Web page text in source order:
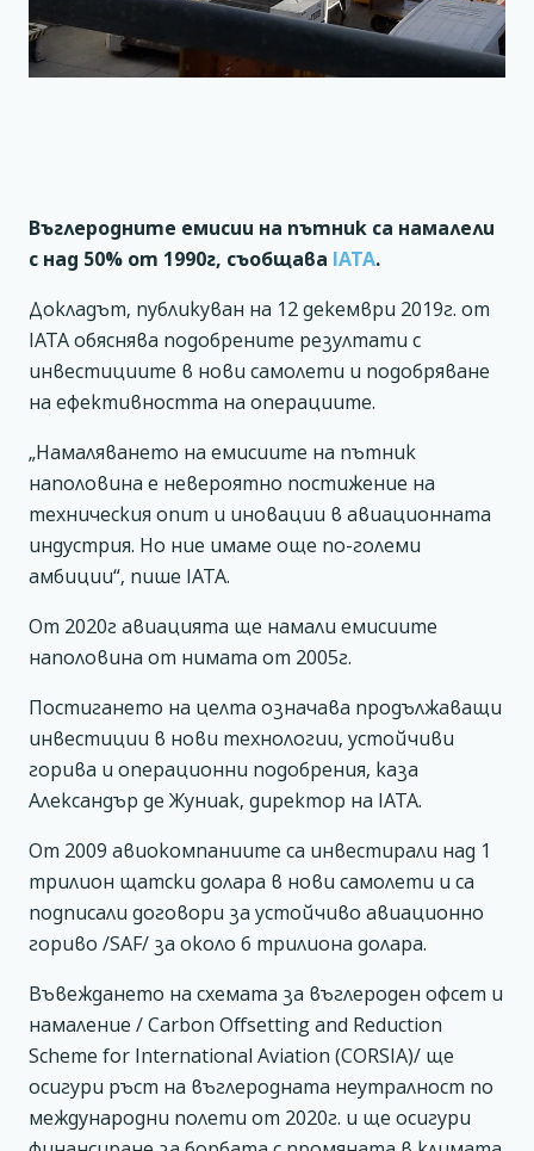
Въглеродните емисии на пътник са намалели
с над 50% от 1990г, съобщава IATA.
Докладът, публикуван на 12 декември 2019г. от
IATA обяснява подобрените резултати с
инвестициите в нови самолети и подобряване
на ефективността на операциите.
„Намаляването на емисиите на пътник
наполовина е невероятно постижение на
техническия опит и иновации в авиационната
индустрия. Но ние имаме още по-големи
амбиции“, пише IATA.
От 2020г авиацията ще намали емисиите
наполовина от нимата от 2005г.
Постигането на целта означава продължаващи
инвестиции в нови технологии, устойчиви
горива и операционни подобрения, каза
Александър де Жуниак, директор на IATA.
От 2009 авиокомпаниите са инвестирали над 1
трилион щатски долара в нови самолети и са
подписали договори за устойчиво авиационно
гориво /SAF/ за около 6 трилиона долара.
Въвеждането на схемата за въглероден офсет и
намаление / Carbon Offsetting and Reduction
Scheme for International Aviation (CORSIA)/ ще
осигури ръст на въглеродната неутралност по
международни полети от 2020г. и ще осигури